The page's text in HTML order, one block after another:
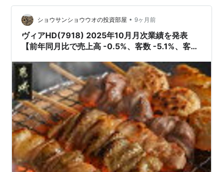
運よく一巡目で入店。 私はチャーシューメン、妻は普通
の尾道ラーメンを注…
ショウサンショウウオの投資部屋 • 9ヶ月前
ヴィアHD(7918) 2025年10月月次業績を発表
【前年同月比で売上高 -0.5%、客数 -5.1%、客単